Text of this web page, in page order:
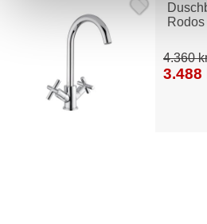
4.360
3.488